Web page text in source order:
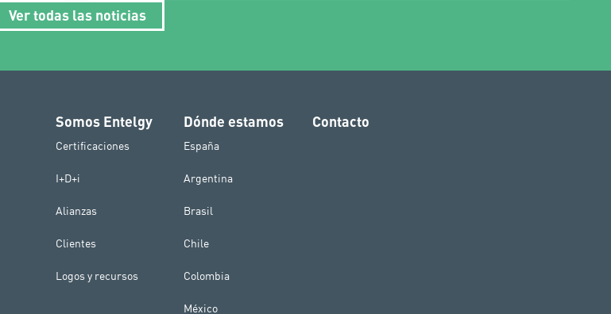
Ver todas las noticias
Somos Entelgy
Certificaciones
I+D+i
Alianzas
Clientes
Logos y recursos
Dónde estamos
España
Argentina
Brasil
Chile
Colombia
México
Contacto